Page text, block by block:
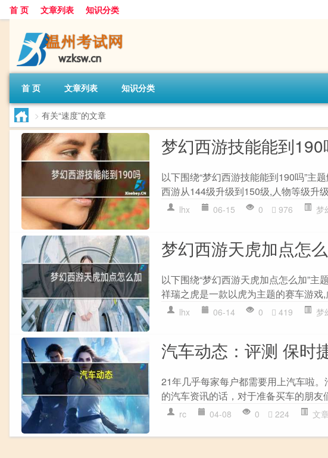
首 页 文章列表 知识分类
首 页 文章列表 知识分类
> 有关“速度”的文章
梦幻西游技能能到190
以下围绕“梦幻西游技能能到190吗”主
西游从144级升级到150级,人物等级升
lhx 06-15 0 976 梦
梦幻西游天虎加点怎
以下围绕“梦幻西游天虎加点怎么加”
祥瑞之虎是一款以虎为主题的赛车游戏,
lhx 06-14 0 419 梦
汽车动态：评测 保时
21年几乎每家每户都需要用上汽车啦
的汽车资讯的话，对于准备买车的朋
rc 04-08 0 224 文